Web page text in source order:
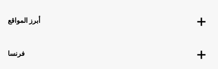
أبرز المواقع
فرنسا